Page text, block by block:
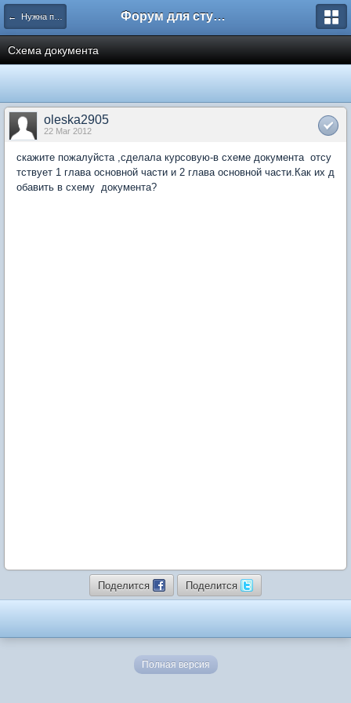
← Нужна помощь Форум для студента СГА
Схема документа
oleska2905
22 Mar 2012
скажите пожалуйста ,сделала курсовую-в схеме документа отсу
тствует 1 глава основной части и 2 глава основной части.Как их д
обавить в схему документа?
Поделится Поделится
Полная версия